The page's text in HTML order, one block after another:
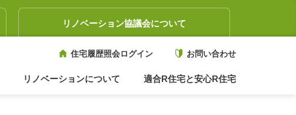
リノベーション協議会について
住宅履歴照会ログイン お問い合わせ
リノベーションについて 適合R住宅と安心R住宅